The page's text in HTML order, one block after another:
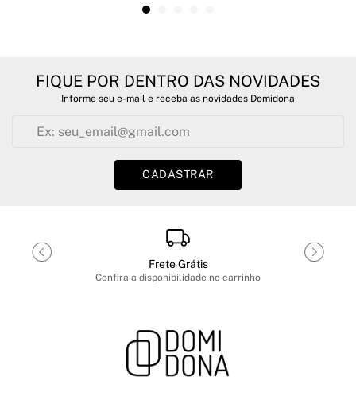
FIQUE POR DENTRO DAS NOVIDADES
Informe seu e-mail e receba as novidades Domidona
CADASTRAR
Frete Grátis
Confira a disponibilidade no carrinho